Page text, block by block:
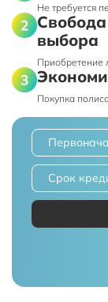
Не требуется
Свобода
выбора
Приобретение
Покупка
Срок